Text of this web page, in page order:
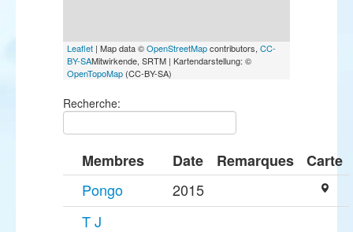
Leaflet | Map data ©OpenStreetMapcontributors, CC-
BY-SAMitwirkende, SRTM | Kartendarstellung: ©
OpenTopoMap (CC-BY-SA)
Recherche:
Membres Date Remarques
Carte
Pongo
2015
T J